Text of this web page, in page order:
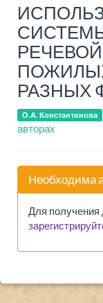
РАЗНЫХ
О.А. Константинова
авторах
Необходима
Для получения